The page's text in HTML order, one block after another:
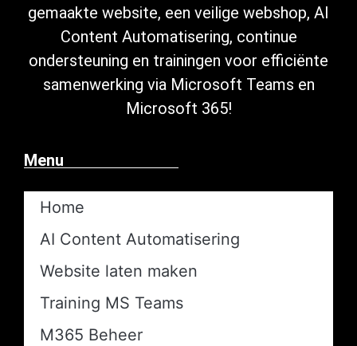
gemaakte website, een veilige webshop, AI
Content Automatisering, continue
ondersteuning en trainingen voor efficiënte
samenwerking via Microsoft Teams en
Microsoft 365!
Menu
Home
AI Content Automatisering​
Website laten maken
Training MS Teams
M365 Beheer